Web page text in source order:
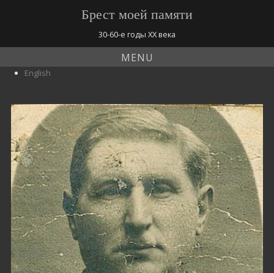
Брест моей памяти
30-60-е годы ХХ века
MENU
English